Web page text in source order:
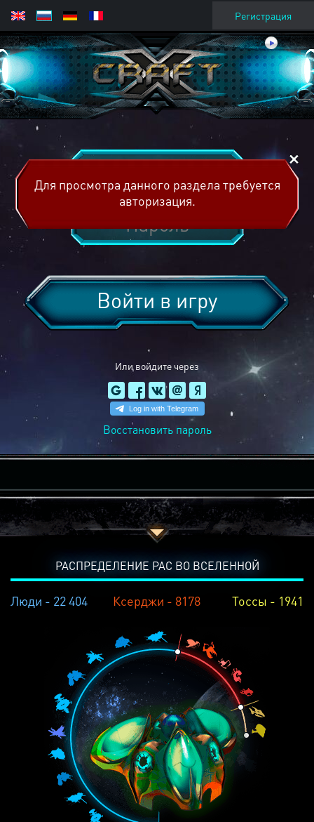
Регистрация
Или войдите через
Войти в игру
Восстановить пароль
Для просмотра данного раздела требуется
авторизация.
РАСПРЕДЕЛЕНИЕ РАС ВО ВСЕЛЕННОЙ
Люди - 22 404 Ксерджи - 8178 Тоссы - 1941